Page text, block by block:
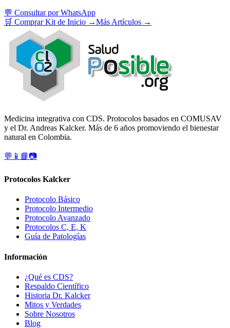
💬 Consultar por WhatsApp
🛒 Comprar Kit de Inicio →Más Artículos →
Medicina integrativa con CDS. Protocolos basados en COMUSAV
y el Dr. Andreas Kalcker. Más de 6 años promoviendo el bienestar
natural en Colombia.
💬 📱 📘📷
Protocolos Kalcker
Protocolo Básico
Protocolo Intermedio
Protocolo Avanzado
Protocolos C, E, K
Guía de Patologías
Información
¿Qué es CDS?
Respaldo Científico
Historia Dr. Kalcker
Mitos y Verdades
Sobre Nosotros
Blog